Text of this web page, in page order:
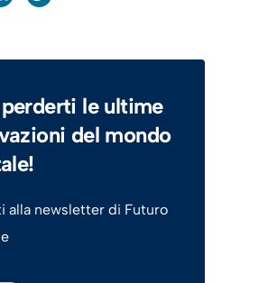
le ultime
del mondo
alla newsletter di Futuro